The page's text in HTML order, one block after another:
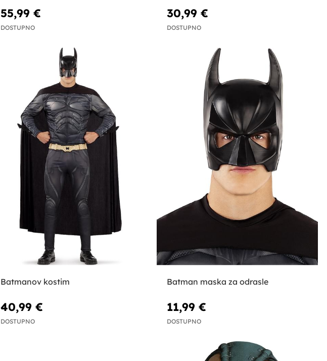
55,99 €
DOSTUPNO
30,99 €
DOSTUPNO
Batmanov kostim
40,99 €
DOSTUPNO
Batman maska za odrasle
11,99 €
DOSTUPNO